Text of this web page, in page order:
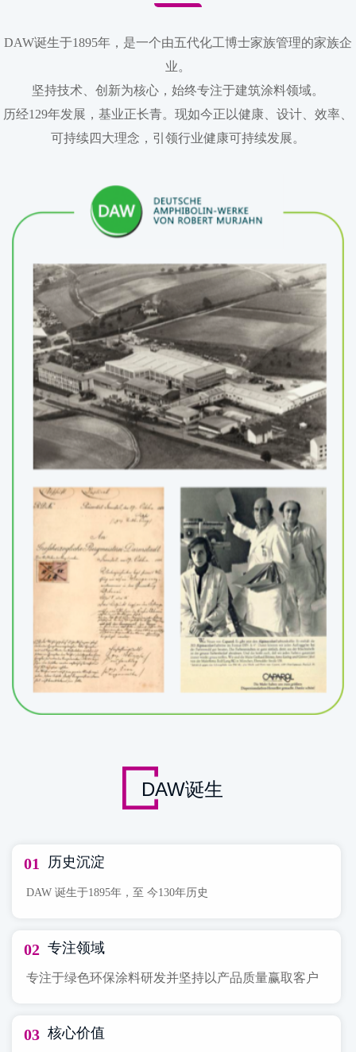
DAW诞生于1895年，是一个由五代化工博士家族管理的家族企
业。
坚持技术、创新为核心，始终专注于建筑涂料领域。
历经129年发展，基业正长青。现如今正以健康、设计、效率、
可持续四大理念，引领行业健康可持续发展。
DAW诞生
01 历史沉淀
DAW 诞生于1895年，至 今130年历史
02 专注领域
专注于绿色环保涂料研发并坚持以产品质量赢取客户
03 核心价值